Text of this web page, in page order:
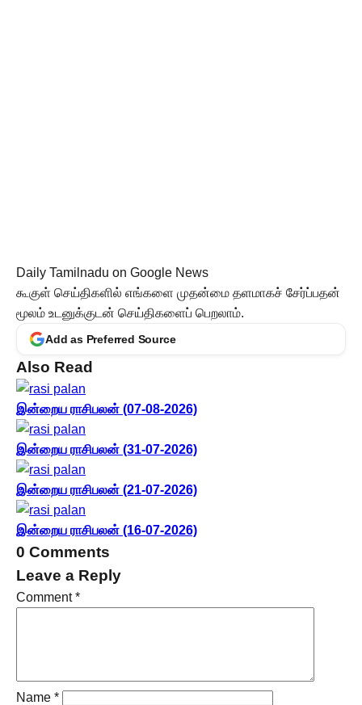
Daily Tamilnadu on Google News
கூகுள் செய்திகளில் எங்களை முதன்மை தளமாகச் சேர்ப்பதன்
மூலம் உடனுக்குடன் செய்திகளைப் பெறலாம்.
Add as Preferred Source
Also Read
இன்றைய ராசிபலன் (07-08-2026)
இன்றைய ராசிபலன் (31-07-2026)
இன்றைய ராசிபலன் (21-07-2026)
இன்றைய ராசிபலன் (16-07-2026)
0 Comments
Leave a Reply
Comment*
Name *